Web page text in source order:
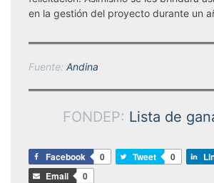
en la gestión del proyecto durante un
Fuente: Andina
FONDEP: Lista de
Facebook 0 Tweet 0
Email
0